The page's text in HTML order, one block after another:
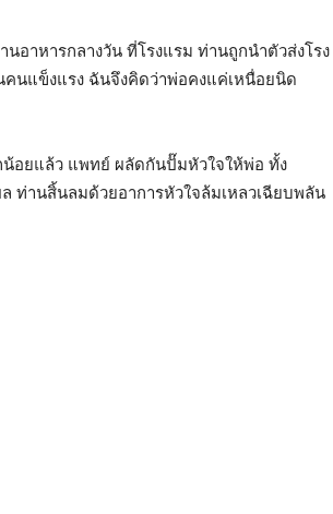
อาหารกลางวัน ที่โรงแรม ท่านถูกนำตัวส่งโรง
นแข็งแรง ฉันจึงคิดว่าพ่อคงแค่เหนื่อยนิด
น้อยแล้ว แพทย์ ผลัดกันปั๊มหัวใจให้พ่อ ทั้ง
ท่านสิ้นลมด้วยอาการหัวใจล้มเหลวเฉียบพลัน